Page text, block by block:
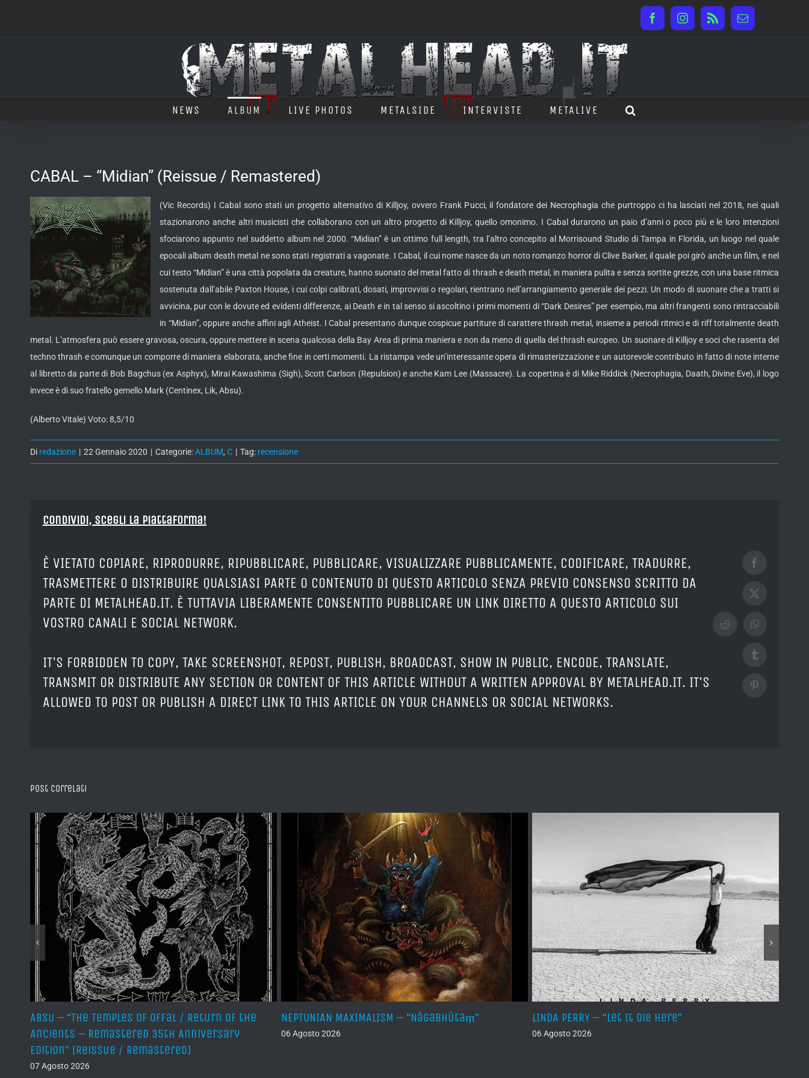
FacebookInstagram
Rss Email
NEWS ALBUM LIVE PHOTOS METALSIDE INTERVISTE METALIVE
CABAL – “Midian” (Reissue / Remastered)
(Vic Records) I Cabal sono stati un progetto alternativo di Killjoy, ovvero Frank Pucci, il fondatore dei Necrophagia che purtroppo ci ha lasciati nel 2018, nei quali
stazionarono anche altri musicisti che collaborano con un altro progetto di Killjoy, quello omonimo. I Cabal durarono un paio d’anni o poco più e le loro intenzioni
sfociarono appunto nel suddetto album nel 2000. “Midian” è un ottimo full length, tra l’altro concepito al Morrisound Studio di Tampa in Florida, un luogo nel quale
epocali album death metal ne sono stati registrati a vagonate. I Cabal, il cui nome nasce da un noto romanzo horror di Clive Barker, il quale poi girò anche un film, e nel
cui testo “Midian” è una città popolata da creature, hanno suonato del metal fatto di thrash e death metal, in maniera pulita e senza sortite grezze, con una base ritmica
sostenuta dall’abile Paxton House, i cui colpi calibrati, dosati, improvvisi o regolari, rientrano nell’arrangiamento generale dei pezzi. Un modo di suonare che a tratti si
avvicina, pur con le dovute ed evidenti differenze, ai Death e in tal senso si ascoltino i primi momenti di “Dark Desires” per esempio, ma altri frangenti sono rintracciabili
in “Midian”, oppure anche affini agli Atheist. I Cabal presentano dunque cospicue partiture di carattere thrash metal, insieme a periodi ritmici e di riff totalmente death
metal. L’atmosfera può essere gravosa, oscura, oppure mettere in scena qualcosa della Bay Area di prima maniera e non da meno di quella del thrash europeo. Un suonare di Killjoy e soci che rasenta del
techno thrash e comunque un comporre di maniera elaborata, anche fine in certi momenti. La ristampa vede un’interessante opera di rimasterizzazione e un autorevole contributo in fatto di note interne
al libretto da parte di Bob Bagchus (ex Asphyx), Mirai Kawashima (Sigh), Scott Carlson (Repulsion) e anche Kam Lee (Massacre). La copertina è di Mike Riddick (Necrophagia, Daath, Divine Eve), il logo
invece è di suo fratello gemello Mark (Centinex, Lik, Absu).
(Alberto Vitale) Voto: 8,5/10
Di redazione | 22 Gennaio 2020 | Categorie:ALBUM, C | Tag: recensione
Condividi, Scegli la piattaforma!
È VIETATO COPIARE, RIPRODURRE, RIPUBBLICARE, PUBBLICARE, VISUALIZZARE PUBBLICAMENTE, CODIFICARE, TRADURRE,
TRASMETTERE O DISTRIBUIRE QUALSIASI PARTE O CONTENUTO DI QUESTO ARTICOLO SENZA PREVIO CONSENSO SCRITTO DA
PARTE DI METALHEAD.IT. È TUTTAVIA LIBERAMENTE CONSENTITO PUBBLICARE UN LINK DIRETTO A QUESTO ARTICOLO SUI
VOSTRO CANALI E SOCIAL NETWORK.
IT'S FORBIDDEN TO COPY, TAKE SCREENSHOT, REPOST, PUBLISH, BROADCAST, SHOW IN PUBLIC, ENCODE, TRANSLATE,
TRANSMIT OR DISTRIBUTE ANY SECTION OR CONTENT OF THIS ARTICLE WITHOUT A WRITTEN APPROVAL BY METALHEAD.IT. IT'S
ALLOWED TO POST OR PUBLISH A DIRECT LINK TO THIS ARTICLE ON YOUR CHANNELS OR SOCIAL NETWORKS.
Facebook
X
RedditWhatsApp
Tumblr
Pinterest
Post correlati
ABSU – “The Temples of Offal / Return of the
Ancients – Remastered 35th Anniversary
Edition” (Reissue / Remastered)
07 Agosto 2026
NEPTUNIAN MAXIMALISM – “Nāgabhūtaṃ”
06 Agosto 2026
LINDA PERRY – “Let It Die Here”
06 Agosto 2026